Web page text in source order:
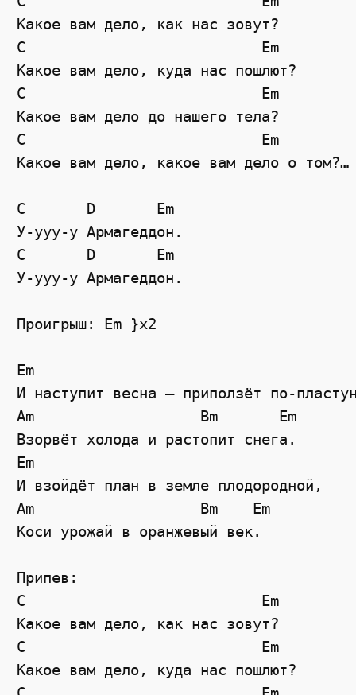
Какое вам дело, как нас зовут?
C                           Em
Какое вам дело, куда нас пошлют?
C                           Em
Какое вам дело до нашего тела?
C                           Em
Какое вам дело, какое вам дело о том?…
C       D       Em
У-ууу-у Армагеддон.
C       D       Em
У-ууу-у Армагеддон.
Проигрыш: Em }x2
Em
И наступит весна – приползёт по-
Am                   Bm       Em
Взорвёт холода и растопит снега.
Em
И взойдёт план в земле плодородной,
Am                   Bm    Em
Коси урожай в оранжевый век.
Припев:
C                           Em
Какое вам дело, как нас зовут?
C                           Em
Какое вам дело, куда нас пошлют?